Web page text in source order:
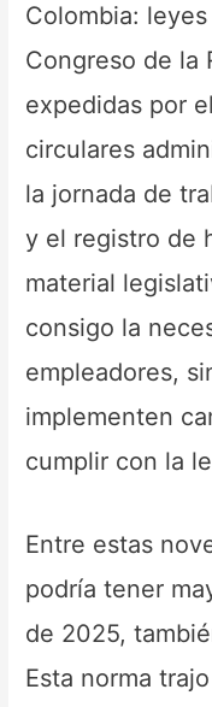
Colombia:
Congreso de la
expedidas por
circulares
la jornada de
y el registro de
material
consigo la
empleadores,
implementen
cumplir con la
Entre estas
podría tener
de 2025,
Esta norma